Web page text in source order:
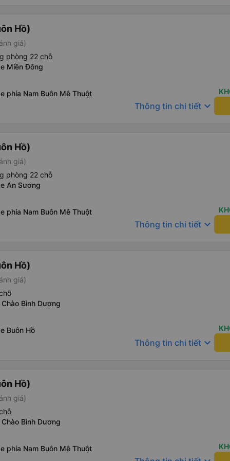
Hồ)
giá)
phòng 22 chỗ
Miền Đông
phía Nam Buôn Mê Thuột
Thông tin chi tiết keyboard_arrow_down
Hồ)
giá)
phòng 22 chỗ
An Sương
phía Nam Buôn Mê Thuột
Thông tin chi tiết keyboard_arrow_down
Hồ)
giá)
Bình Dương
Buôn Hồ
Thông tin chi tiết keyboard_arrow_down
Hồ)
giá)
Bình Dương
phía Nam Buôn Mê Thuột